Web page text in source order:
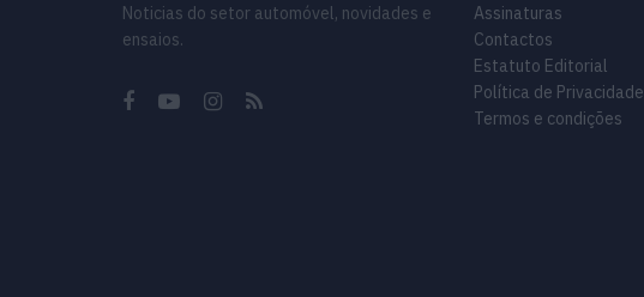
Noticias do setor automóvel, novidades e
ensaios.
Assinaturas
Contactos
Estatuto Editorial
Política de Privacidade
Termos e condições